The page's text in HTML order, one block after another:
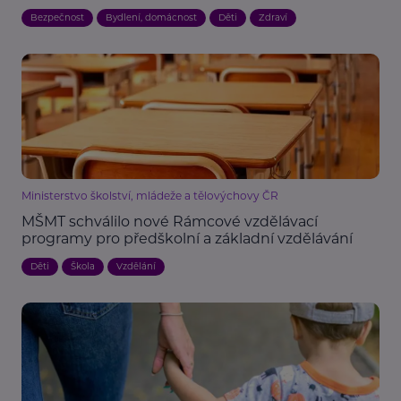
Bezpečnost Bydlení, domácnost Děti Zdraví
Ministerstvo školství, mládeže a tělovýchovy ČR
MŠMT schválilo nové Rámcové vzdělávací
programy pro předškolní a základní vzdělávání
Děti Škola Vzdělání